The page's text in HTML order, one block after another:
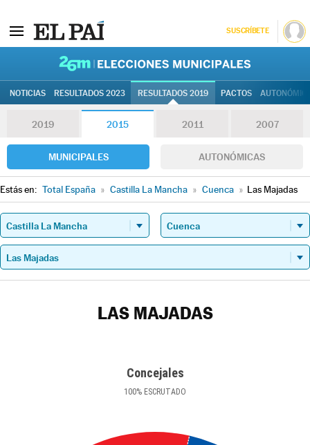
SUSCRÍBETE
NOTICIAS RESULTADOS 2023 RESULTADOS 2019 PACTOS
2019 2015 2011 2007
MUNICIPALES AUTONÓMICAS
Estás en: Total España » Castilla La Mancha » Cuenca » Las Majadas
LAS MAJADAS
Concejales
100% ESCRUTADO